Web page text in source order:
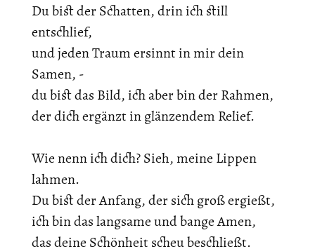
Du bist der Schatten, drin ich still
entschlief,
und jeden Traum ersinnt in mir dein
Samen, -
du bist das Bild, ich aber bin der Rahmen,
der dich ergänzt in glänzendem Relief.
Wie nenn ich dich? Sieh, meine Lippen
lahmen.
Du bist der Anfang, der sich groß ergießt,
ich bin das langsame und bange Amen,
das deine Schönheit scheu beschließt.